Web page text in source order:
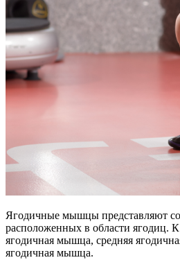
Ягодичные мышцы представляют
расположенных в области ягодиц.
ягодичная мышца, средняя
ягодичная мышца.